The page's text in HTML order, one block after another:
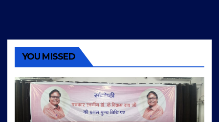
YOU MISSED